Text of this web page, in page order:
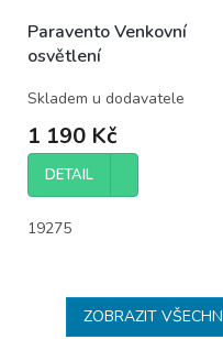
Paravento Venkovní
osvětlení
Skladem u dodavatele
1 190 Kč
DETAIL
19275
ZOBRAZIT